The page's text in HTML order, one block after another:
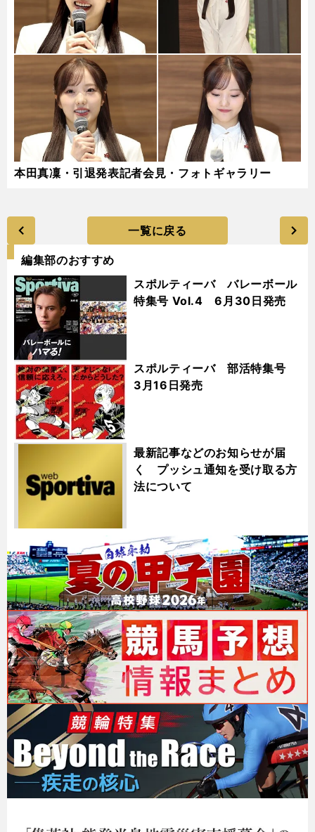
本田真凜・引退発表記者会見・フォトギャラリー
一覧に戻る
編集部のおすすめ
スポルティーバ バレーボール
特集号 Vol.4 6月30日発売
スポルティーバ 部活特集号
3月16日発売
最新記事などのお知らせが届
く プッシュ通知を受け取る方
法について